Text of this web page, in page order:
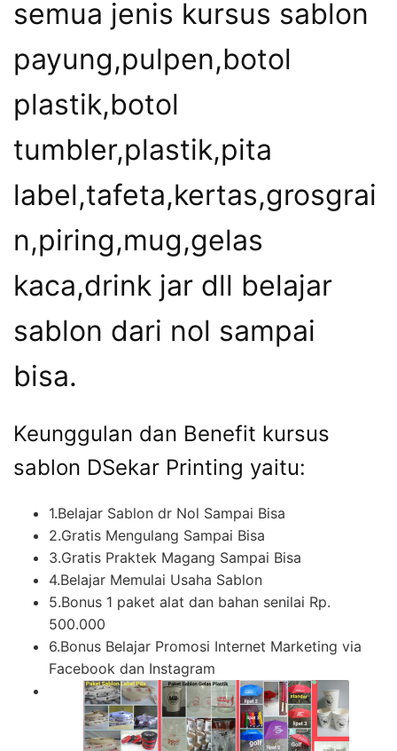
semua jenis kursus sablon
payung,pulpen,botol
plastik,botol
tumbler,plastik,pita
label,tafeta,kertas,grosgrai
n,piring,mug,gelas
kaca,drink jar dll belajar
sablon dari nol sampai
bisa.
Keunggulan dan Benefit kursus
sablon DSekar Printing yaitu:
1.Belajar Sablon dr Nol Sampai Bisa
2.Gratis Mengulang Sampai Bisa
3.Gratis Praktek Magang Sampai Bisa
4.Belajar Memulai Usaha Sablon
5.Bonus 1 paket alat dan bahan senilai Rp.
500.000
6.Bonus Belajar Promosi Internet Marketing via
Facebook dan Instagram